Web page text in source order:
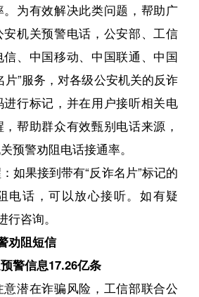
为有效解决此类问题，帮助广
机关预警电话，公安部、工信
、中国移动、中国联通、中国
片”服务，对各级公安机关的反诈
行标记，并在用户接听相关电
帮助群众有效甄别电话来源，
预警劝阻电话接通率。
果接到带有“反诈名片”标记的
电话，可以放心接听。如有疑
行咨询。
劝阻短信
信息17.26亿条
潜在诈骗风险，工信部联合公